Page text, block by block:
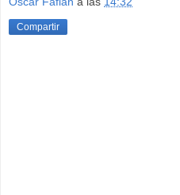
Compartir